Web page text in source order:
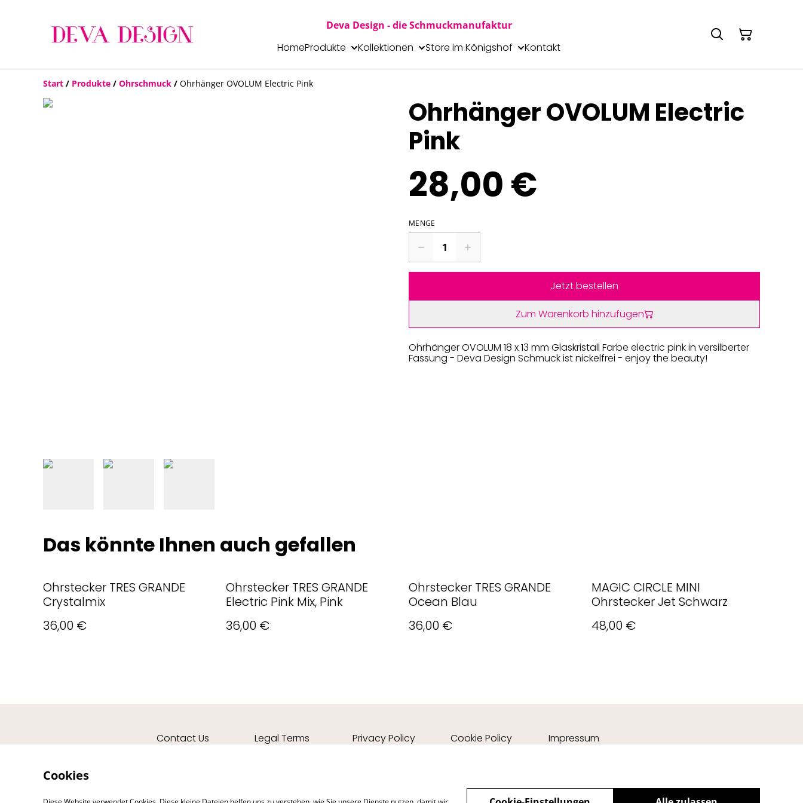
Deva Design - die Schmuckmanufaktur
HomeProdukte Kollektionen Store im Königshof Kontakt
Start / Produkte / Ohrschmuck / Ohrhänger OVOLUM Electric Pink
Ohrhänger OVOLUM Electric
Pink
28,00 €
MENGE
Jetzt bestellen
Zum Warenkorb hinzufügen
Ohrhänger OVOLUM 18 x 13 mm Glaskristall Farbe electric pink in versilberter
Fassung - Deva Design Schmuck ist nickelfrei - enjoy the beauty!
Das könnte Ihnen auch gefallen
Ohrstecker TRES GRANDE
Crystalmix
36,00 €
Ohrstecker TRES GRANDE
Electric Pink Mix, Pink
36,00 €
Ohrstecker TRES GRANDE
Ocean Blau
36,00 €
MAGIC CIRCLE MINI
Ohrstecker Jet Schwarz
48,00 €
Contact Us Legal Terms Privacy Policy Cookie Policy Impressum
Cookies